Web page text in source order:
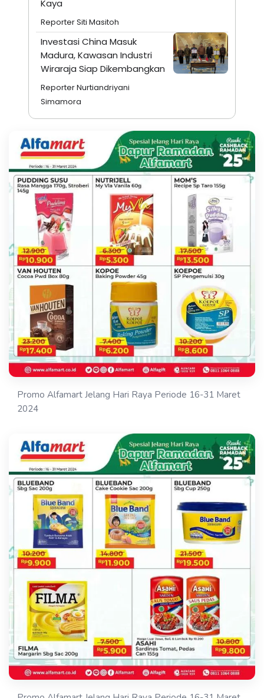
Kaya
Reporter Siti Masitoh
Investasi China Masuk
Madura, Kawasan Industri
Wiraraja Siap Dikembangkan
Reporter Nurtiandriyani
Simamora
Promo Alfamart Jelang Hari Raya Periode 16-31 Maret
2024